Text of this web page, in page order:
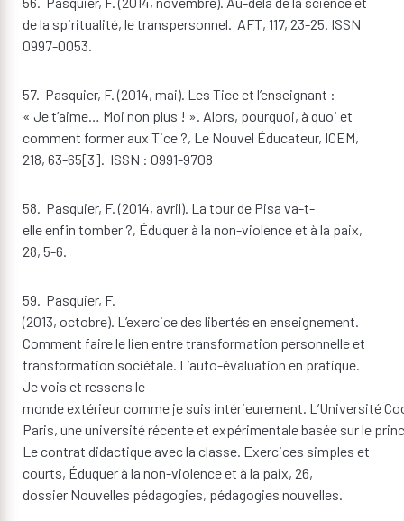
de la spiritualité, le transpersonnel. AFT, 117, 23-25. ISSN
0997-0053.
57. Pasquier, F. (2014, mai). Les Tice et l’enseignant :
« Je t’aime… Moi non plus ! ». Alors, pourquoi, à quoi et
comment former aux Tice ?, Le Nouvel Éducateur, ICEM,
218, 63-65[3]. ISSN : 0991-9708
58. Pasquier, F. (2014, avril). La tour de Pisa va-t-
elle enfin tomber ?, Éduquer à la non-violence et à la paix,
28, 5-6.
59. Pasquier, F.
(2013, octobre). L’exercice des libertés en enseignement.
Comment faire le lien entre transformation personnelle et
transformation sociétale. L’auto-évaluation en pratique.
Je vois et ressens le
monde extérieur comme je suis intérieurement. L’Université
Paris, une université récente et expérimentale basée sur le
Le contrat didactique avec la classe. Exercices simples et
courts, Éduquer à la non-violence et à la paix, 26,
dossier Nouvelles pédagogies, pédagogies nouvelles.